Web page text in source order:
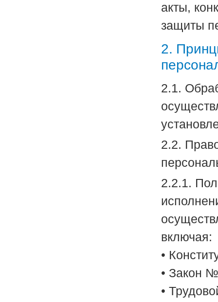
акты,
защиты
2.
2.1.
2.2.
2.2.1.
включая:
•
• Закон
•